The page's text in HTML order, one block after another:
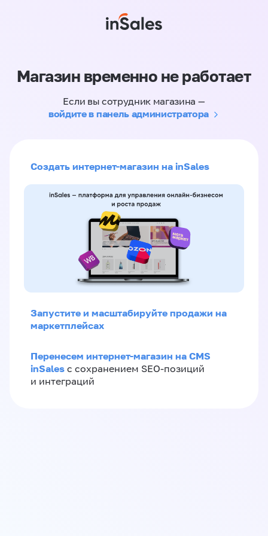
Магазин временно не работает
Если вы сотрудник магазина —
войдите в панель администратора
Создать интернет-магазин на inSales
Запустите и масштабируйте продажи на
маркетплейсах
Перенесем интернет-магазин на CMS
inSales с сохранением SEO-позиций
и интеграций